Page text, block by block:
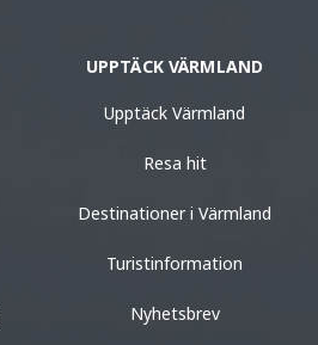
UPPTÄCK VÄRMLAND
Upptäck Värmland
Resa hit
Destinationer i Värmland
Turistinformation
Nyhetsbrev